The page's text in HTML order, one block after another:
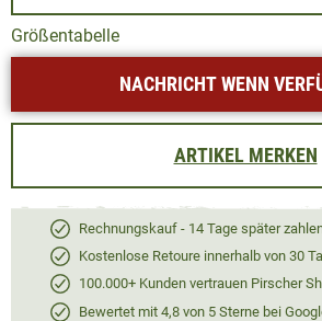
Größentabelle
NACHRICHT WENN
ARTIKEL MERKEN
Rechnungskauf - 14 Tage später
Kostenlose Retoure innerhalb von 30
100.000+ Kunden vertrauen Pirscher
Bewertet mit 4,8 von 5 Sterne bei